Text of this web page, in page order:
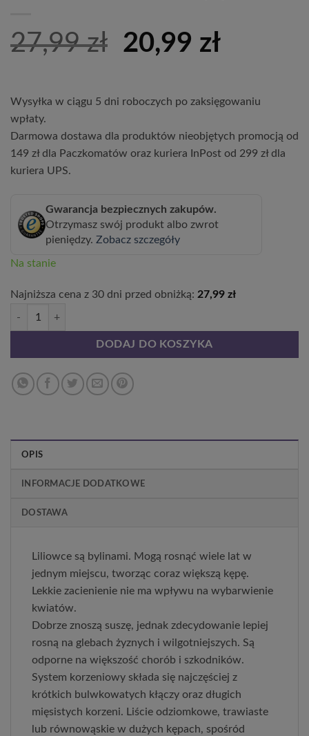
27,99zł Pierwotna
wynosiła:
27,99 zł.
20,99 zł
20,99
Wysyłka w ciągu 5 dni roboczych po zaksięgowaniu
wpłaty.
Darmowa dostawa dla produktów nieobjętych promocją od
149 zł dla Paczkomatów oraz kuriera InPost od 299 zł dla
kuriera UPS.
Gwarancja bezpiecznych zakupów.
Otrzymasz swój produkt albo zwrot
pieniędzy. Zobacz szczegóły
Na stanie
Najniższa cena z 30 dni przed obniżką: 27,99 zł
ilość Liliowiec CRIMSON PIRATE poj, 2L
DODAJ DO KOSZYKA
OPIS
INFORMACJE DODATKOWE
DOSTAWA
Liliowce są bylinami. Mogą rosnąć wiele lat w
jednym miejscu, tworząc coraz większą kępę.
Lekkie zacienienie nie ma wpływu na wybarwienie
kwiatów.
Dobrze znoszą suszę, jednak zdecydowanie lepiej
rosną na glebach żyznych i wilgotniejszych. Są
odporne na większość chorób i szkodników.
System korzeniowy składa się najczęściej z
krótkich bulwkowatych kłączy oraz długich
mięsistych korzeni. Liście odziomkowe, trawiaste
lub równowąskie w dużych kępach, spośród